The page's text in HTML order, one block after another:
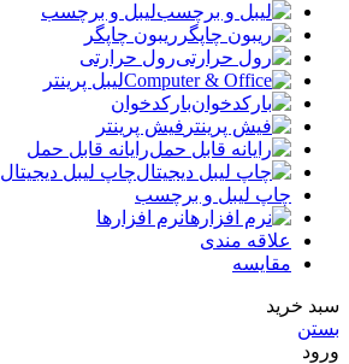
لیبل و برچسب
ریبون چاپگر
رول حرارتی
لیبل پرینتر
بارکدخوان
فیش پرینتر
رایانه قابل حمل
چاپ لیبل دیجیتال
چاپ لیبل و برچسب
نرم افزارها
علاقه مندی
مقایسه
سبد خرید
بستن
ورود